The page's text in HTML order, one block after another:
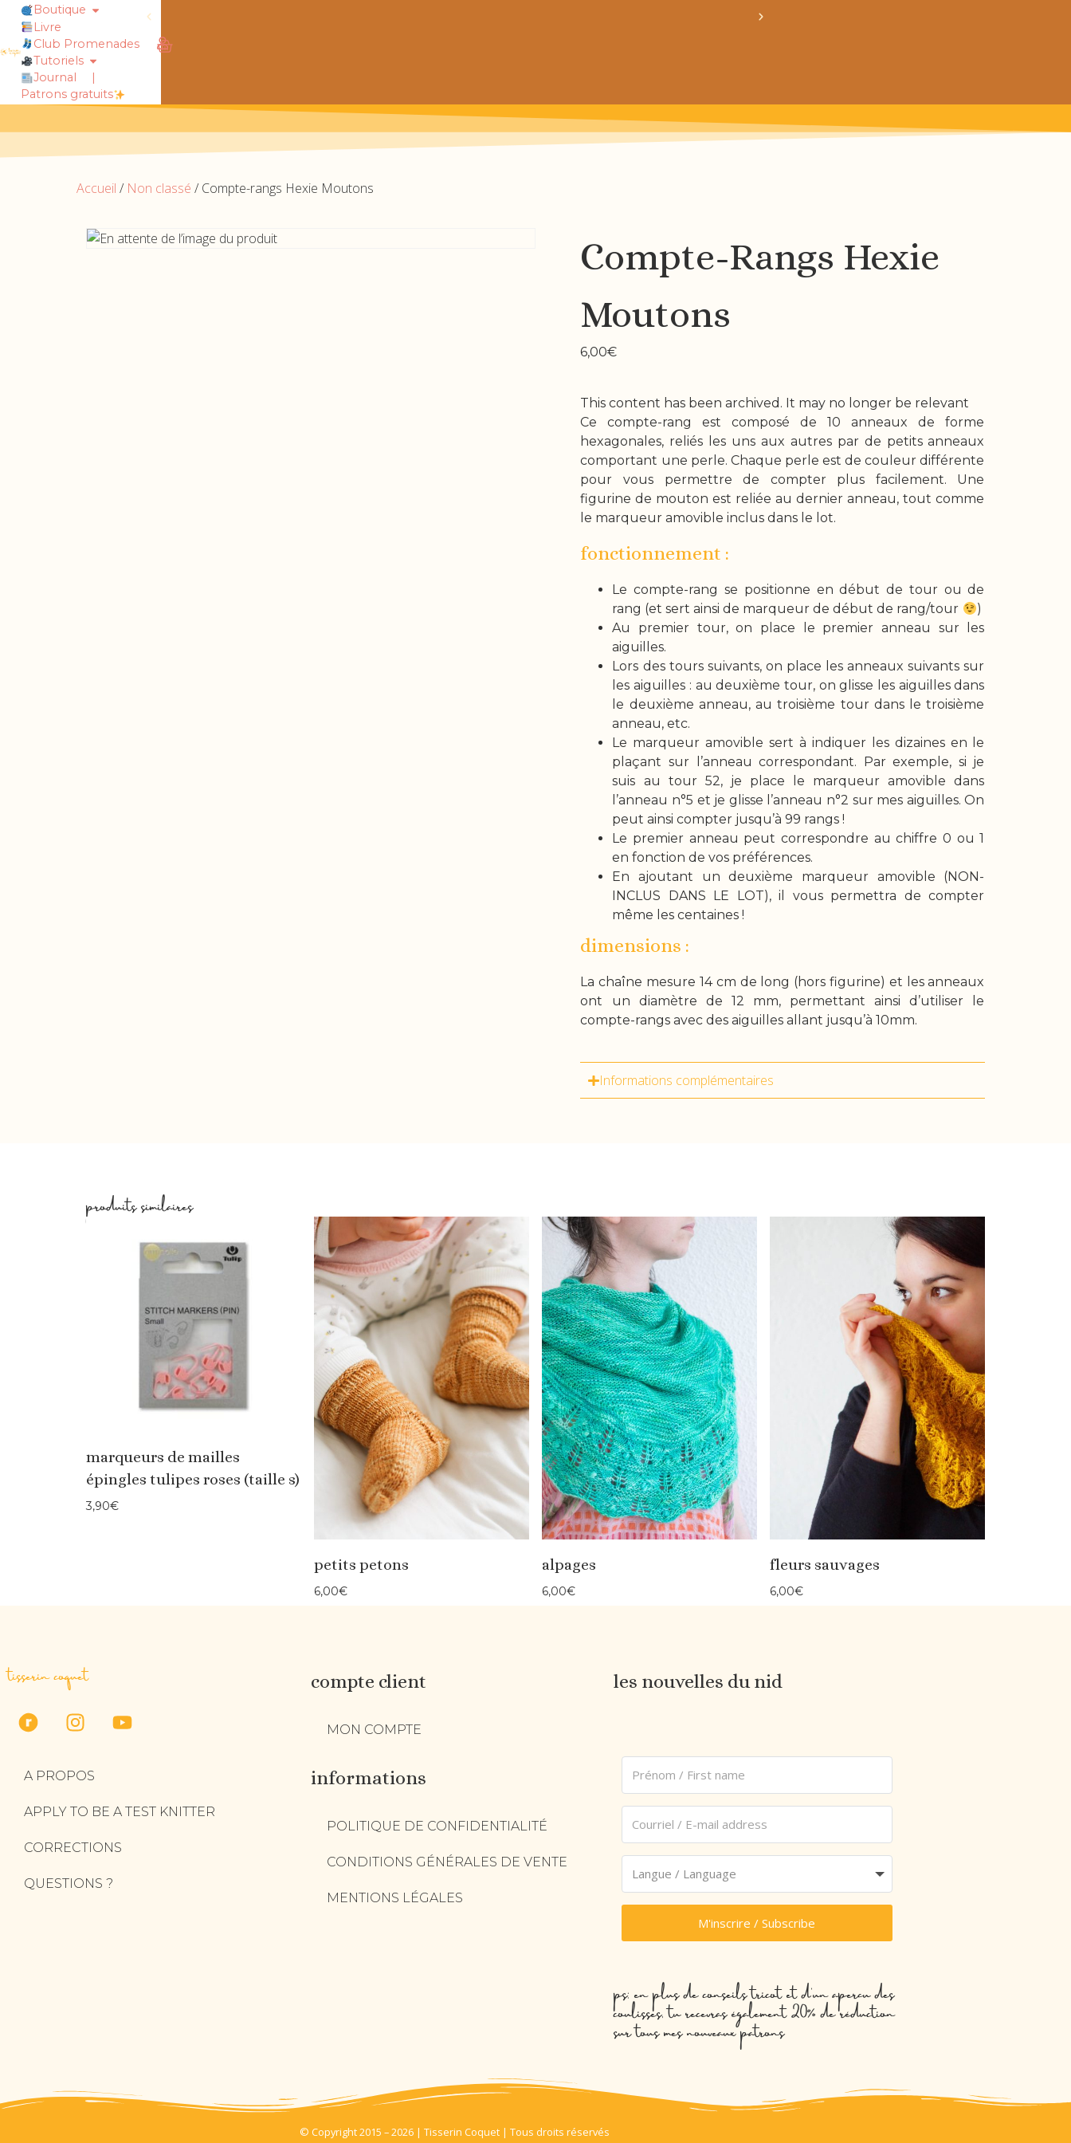
obtiens 20% de réduction sur ton prochain achat de patrons
Boutique
Livre
Club Promenades
Tutoriels
Journal
|
Patrons gratuits
Accueil / Non classé / Compte-rangs Hexie Moutons
Compte-Rangs Hexie
Moutons
6,00€
This content has been archived. It may no longer be relevant
Ce compte-rang est composé de 10 anneaux de forme
hexagonales, reliés les uns aux autres par de petits anneaux
comportant une perle. Chaque perle est de couleur différente
pour vous permettre de compter plus facilement. Une
figurine de mouton est reliée au dernier anneau, tout comme
le marqueur amovible inclus dans le lot.
fonctionnement :
Le compte-rang se positionne en début de tour ou de
rang (et sert ainsi de marqueur de début de rang/tour
)
Au premier tour, on place le premier anneau sur les
aiguilles.
Lors des tours suivants, on place les anneaux suivants sur
les aiguilles : au deuxième tour, on glisse les aiguilles dans
le deuxième anneau, au troisième tour dans le troisième
anneau, etc.
Le marqueur amovible sert à indiquer les dizaines en le
plaçant sur l’anneau correspondant. Par exemple, si je
suis au tour 52, je place le marqueur amovible dans
l’anneau n°5 et je glisse l’anneau n°2 sur mes aiguilles. On
peut ainsi compter jusqu’à 99 rangs !
Le premier anneau peut correspondre au chiffre 0 ou 1
en fonction de vos préférences.
En ajoutant un deuxième marqueur amovible (NON-
INCLUS DANS LE LOT), il vous permettra de compter
même les centaines !
dimensions :
La chaîne mesure 14 cm de long (hors figurine) et les anneaux
ont un diamètre de 12 mm, permettant ainsi d’utiliser le
compte-rangs avec des aiguilles allant jusqu’à 10mm.
Informations complémentaires
produits similaires
marqueurs de mailles
épingles tulipes roses (taille s)
3,90€
petits petons
6,00€
alpages
6,00€
fleurs sauvages
6,00€
tisserin coquet
A PROPOS
APPLY TO BE A TEST KNITTER
CORRECTIONS
QUESTIONS ?
compte client
MON COMPTE
informations
POLITIQUE DE CONFIDENTIALITÉ
CONDITIONS GÉNÉRALES DE VENTE
MENTIONS LÉGALES
les nouvelles du nid
M'inscrire / Subscribe
ps: en plus de conseils tricot et d’un aperçu des
coulisses, tu recevras également 20% de réduction
sur tous mes nouveaux patrons
© Copyright 2015 – 2026 | Tisserin Coquet | Tous droits réservés